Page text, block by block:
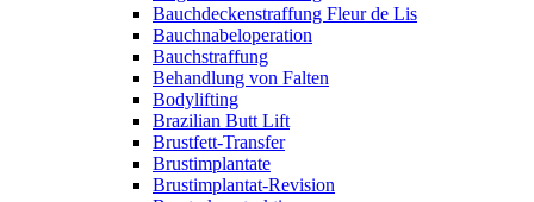
Bauchdeckenstraffung Fleur de Lis
Bauchnabeloperation
Bauchstraffung
Behandlung von Falten
Bodylifting
Brazilian Butt Lift
Brustfett-Transfer
Brustimplantate
Brustimplantat-Revision